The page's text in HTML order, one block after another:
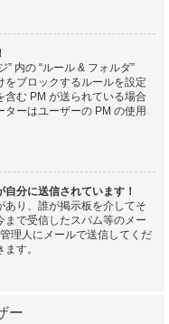
内の “ルール & フォルダ”
ブロックするルールを設定
む PM が送られている場合
ーはユーザーの PM の使用
分に送信されています！
り、誰が掲示板を介してそ
で受信したスパム等のメー
理人にメールで送信してくだ
す。
ー